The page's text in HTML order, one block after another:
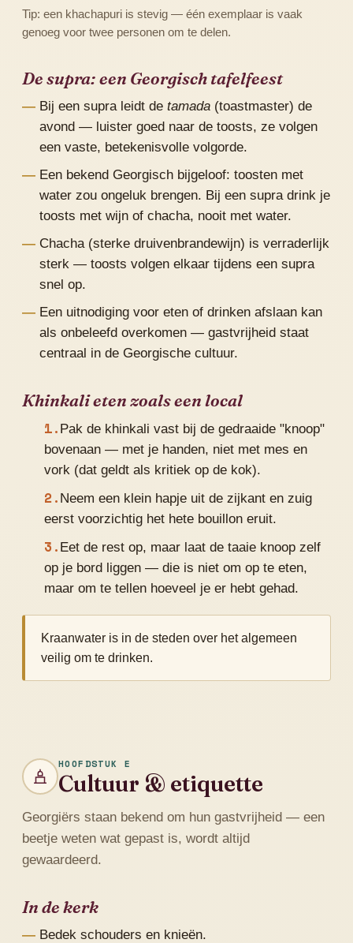
Tip: een khachapuri is stevig — één exemplaar is vaak
genoeg voor twee personen om te delen.
De supra: een Georgisch tafelfeest
Bij een supra leidt de tamada (toastmaster) de
avond — luister goed naar de toosts, ze volgen
een vaste, betekenisvolle volgorde.
Een bekend Georgisch bijgeloof: toosten met
water zou ongeluk brengen. Bij een supra drink je
toosts met wijn of chacha, nooit met water.
Chacha (sterke druivenbrandewijn) is verraderlijk
sterk — toosts volgen elkaar tijdens een supra
snel op.
Een uitnodiging voor eten of drinken afslaan kan
als onbeleefd overkomen — gastvrijheid staat
centraal in de Georgische cultuur.
Khinkali eten zoals een local
Pak de khinkali vast bij de gedraaide "knoop"
bovenaan — met je handen, niet met mes en
vork (dat geldt als kritiek op de kok).
Neem een klein hapje uit de zijkant en zuig
eerst voorzichtig het hete bouillon eruit.
Eet de rest op, maar laat de taaie knoop zelf
op je bord liggen — die is niet om op te eten,
maar om te tellen hoeveel je er hebt gehad.
Kraanwater is in de steden over het algemeen
veilig om te drinken.
HOOFDSTUK E
Cultuur & etiquette
Georgiërs staan bekend om hun gastvrijheid — een
beetje weten wat gepast is, wordt altijd
gewaardeerd.
In de kerk
Bedek schouders en knieën.